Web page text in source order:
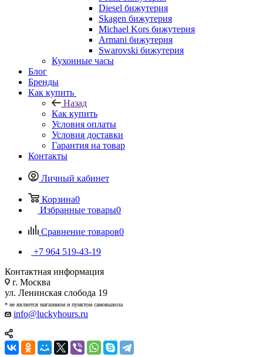
Diesel бижутерия
Skagen бижутерия
Michael Kors бижутерия
Armani бижутерия
Swarovski бижутерия
Кухонные часы
Блог
Бренды
Как купить
Назад
Как купить
Условия оплаты
Условия доставки
Гарантия на товар
Контакты
Личный кабинет
Корзина0
Избранные товары0
Сравнение товаров0
+7 964 519-43-19
Контактная информация
г. Москва
ул. Ленинская слобода 19
* не является магазином и пунктом самовывоза
info@luckyhours.ru